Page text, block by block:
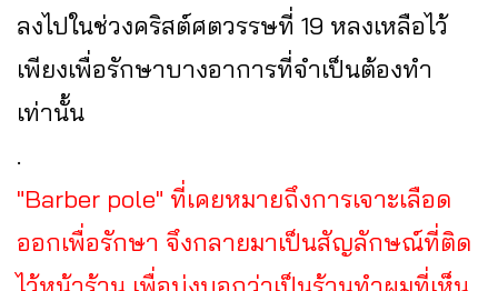
ลงไปในช่วงคริสต์ศตวรรษที่ 19 หลงเหลือไว้
เพียงเพื่อรักษาบางอาการที่จำเป็นต้องทำ
เท่านั้น
.
"Barber pole" ที่เคยหมายถึงการเจาะเลือด
ออกเพื่อรักษา จึงกลายมาเป็นสัญลักษณ์ที่ติด